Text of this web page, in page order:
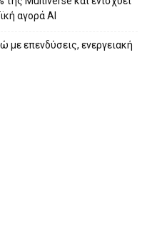
αγορά ΑΙ
με επενδύσεις, ενεργειακή